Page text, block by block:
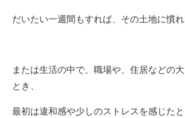
だいたい一週間もすれば、その土地に慣れ
または生活の中で、職場や、住居などの
とき、
最初は違和感や少しのストレスを感じたと